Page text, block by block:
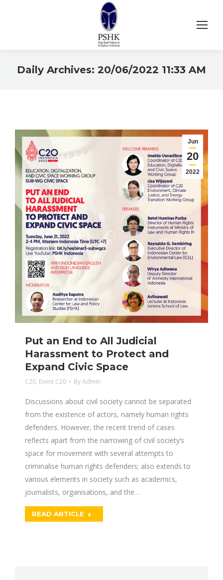
Daily Archives: 20/06/2022 11:33 AM
Jun
20
2022
Put an End to All Judicial
Harassment to Protect and
Expand Civic Space
C20, Event C20 ByAdmin
Discussions about civil society cannot be separated
from the existence of actors, namely human rights
defenders. However, the recent trend of cases
reflects apart from the narrowing of civil society’s
space for movement with several attempts to
criminalise human rights defenders; also extends to
various elements in society such as academics,
journalists, organisations, and the…
READ ARTICLE